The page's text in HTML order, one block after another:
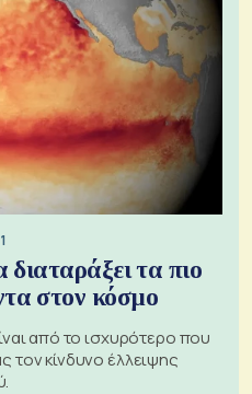
διαταράξει τα πιο
στον κόσμο
από το ισχυρότερο που
τον κίνδυνο έλλειψης